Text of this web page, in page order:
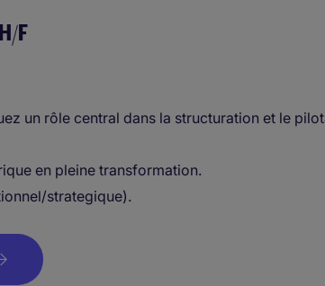
F
un rôle central dans la structuration et le
en pleine transformation.
strategique).